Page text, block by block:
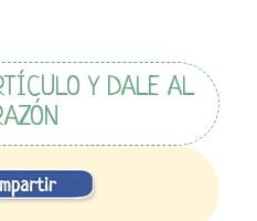
Y DALE AL